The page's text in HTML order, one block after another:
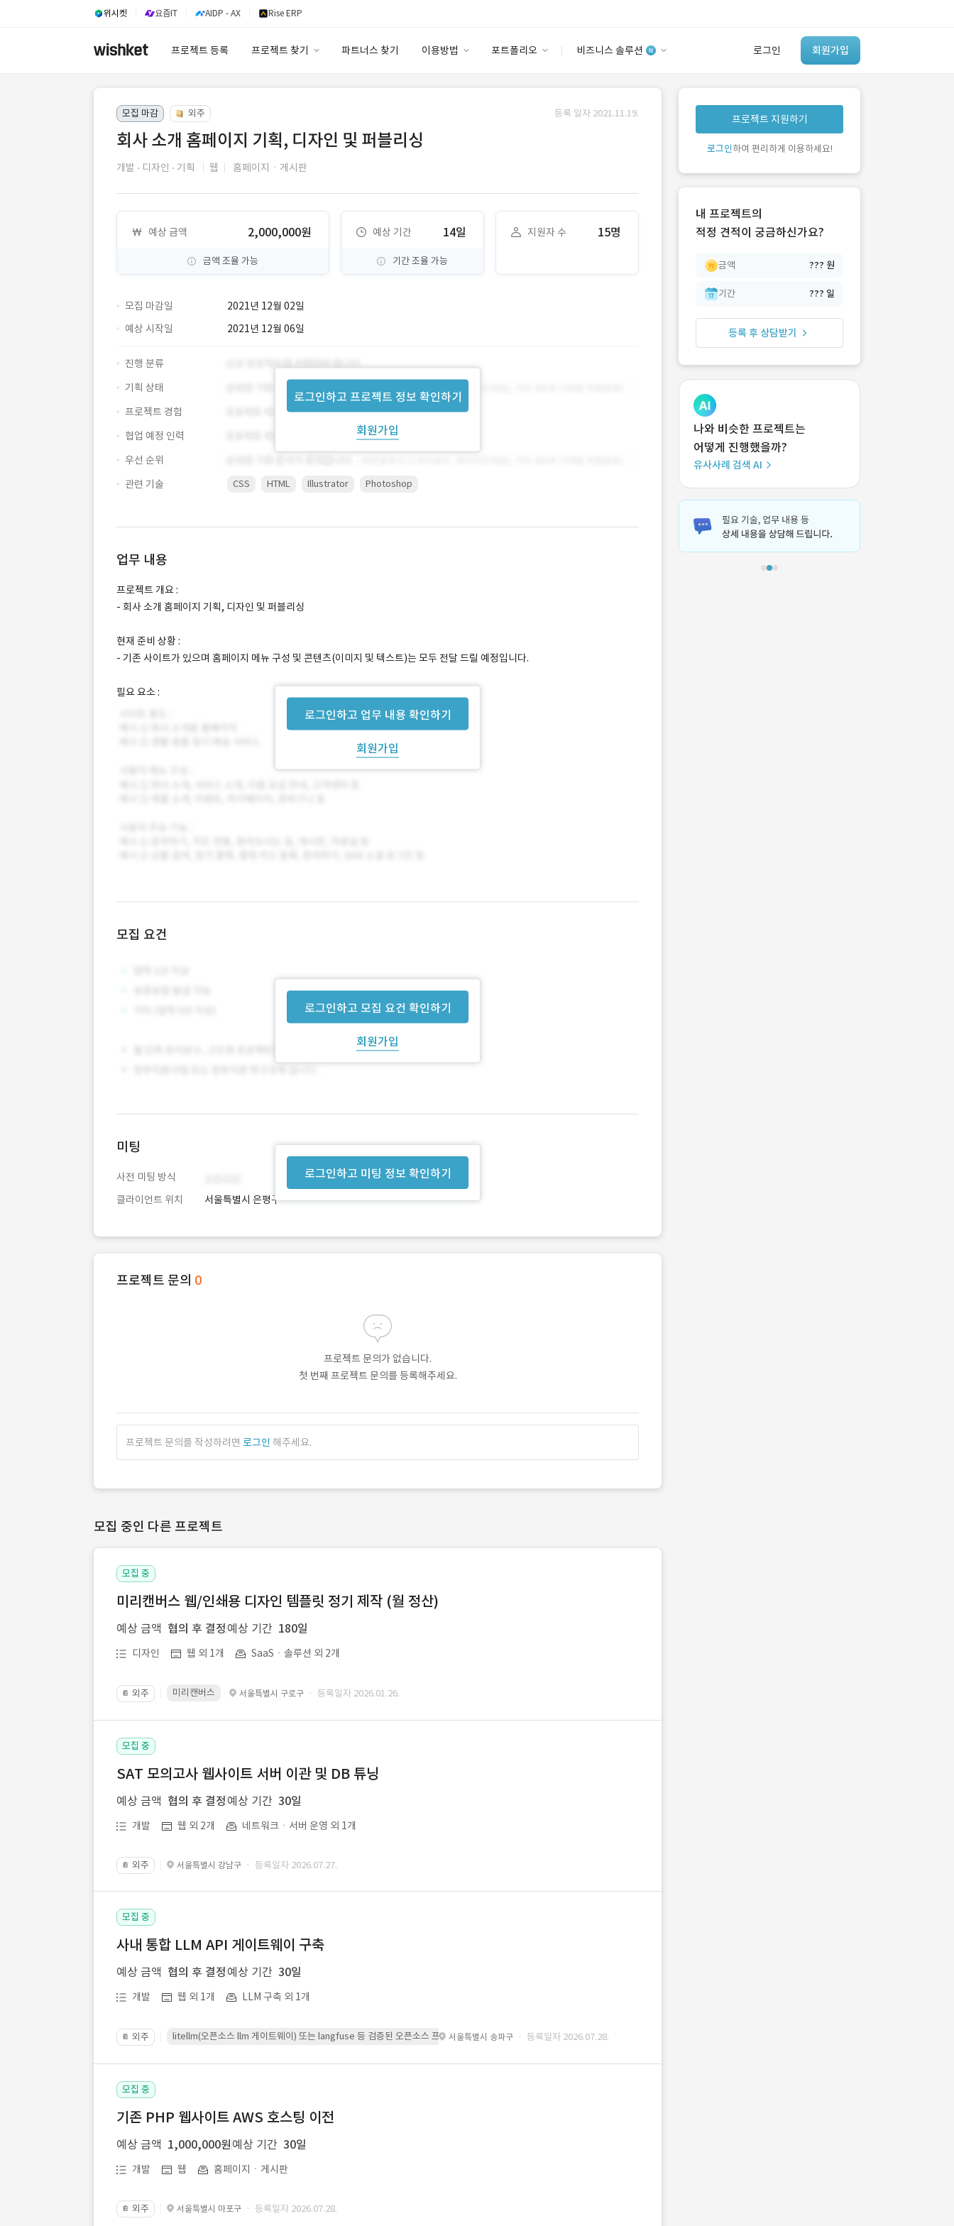
위시켓 요즘IT AIDP - AX Rise ERP
프로젝트 등록 프로젝트 찾기 파트너스 찾기 이용방법 포트폴리오 비즈니스 솔루션 로그인 회원가입
고객센터
안심 코드 케어
유사사례 검색 AI
‘이런 거’ 만들어본
개발 회사 있어?
모집 마감 외주 등록 일자 2021.11.19.
회사 소개 홈페이지 기획, 디자인 및 퍼블리싱
개발 디자인 기획 웹 홈페이지ㆍ게시판
예상 금액 2,000,000원
금액 조율 가능
예상 기간 14일
기간 조율 가능
지원자 수 15명
모집 마감일 2021년 12월 02일
로그인하고 프로젝트 정보 확인하기
회원가입
예상 시작일 2021년 12월 06일
진행 분류
기획 상태
프로젝트 경험
협업 예정 인력
우선 순위
관련 기술
CSS HTML Illustrator Photoshop
업무 내용
로그인하고 업무 내용 확인하기
회원가입
프로젝트 개요 :
- 회사 소개 홈페이지 기획, 디자인 및 퍼블리싱
현재 준비 상황 :
- 기존 사이트가 있으며 홈페이지 메뉴 구성 및 콘텐츠(이미지 및 텍스트)는 모두 전달 드릴 예정입니다.
필요 요소 :
모집 요건
로그인하고 모집 요건 확인하기
회원가입
로그인하고 미팅 정보 확인하기
미팅
사전 미팅 방식
클라이언트 위치
서울특별시 은평구
프로젝트 문의 0
프로젝트 문의가 없습니다.
첫 번째 프로젝트 문의를 등록해주세요.
프로젝트 문의를 작성하려면 로그인 해주세요.
모집 중인 다른 프로젝트
모집 중
미리캔버스 웹/인쇄용 디자인 템플릿 정기 제작 (월 정산)
예상 금액 협의 후 결정 예상 기간 180일
디자인 웹 외 1개 SaaSㆍ솔루션 외 2개
📔 외주 미리캔버스 서울특별시 구로구 · 등록일자 2026.01.26.
모집 중
SAT 모의고사 웹사이트 서버 이관 및 DB 튜닝
예상 금액 협의 후 결정 예상 기간 30일
개발 웹 외 2개 네트워크ㆍ서버 운영 외 1개
📔 외주 서울특별시 강남구 · 등록일자 2026.07.27.
모집 중
사내 통합 LLM API 게이트웨이 구축
예상 금액 협의 후 결정 예상 기간 30일
개발 웹 외 1개 LLM 구축 외 1개
📔 외주 litellm(오픈소스 llm 게이트웨이) 또는 langfuse 등 검증된 오픈소스 프레임워크를 기반으로 시스템을 구축
서울특별시 송파구 · 등록일자 2026.07.28.
모집 중
기존 PHP 웹사이트 AWS 호스팅 이전
예상 금액 1,000,000원 예상 기간 30일
개발 웹 홈페이지ㆍ게시판
📔 외주 서울특별시 마포구 · 등록일자 2026.07.28.
프로젝트 지원하기
로그인하여 편리하게 이용하세요!
내 프로젝트의
적정 견적이 궁금하신가요?
금액 ??? 원
기간 ??? 일
등록 후 상담받기
나와 비슷한 프로젝트는
어떻게 진행했을까?
유사사례 검색 AI